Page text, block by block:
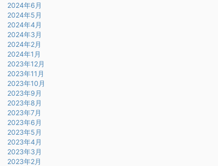
2024年6月
2024年5月
2024年4月
2024年3月
2024年2月
2024年1月
2023年12月
2023年11月
2023年10月
2023年9月
2023年8月
2023年7月
2023年6月
2023年5月
2023年4月
2023年3月
2023年2月